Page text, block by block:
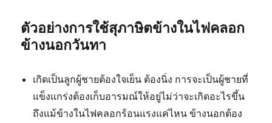
ตัวอย่างการใช้สุภาษิตข้างในไฟคลอก
ข้างนอกวันทา
เกิดเป็นลูกผู้ชายต้องใจเย็น ต้องนิ่ง การจะเป็นผู้ชายที่
แข็งแกร่งต้องเก็บอารมณ์ให้อยู่ไม่ว่าจะเกิดอะไรขึ้น
ถึงแม้ข้างในไฟคลอกร้อนแรงแค่ไหน ข้างนอกต้อง